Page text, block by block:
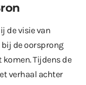
de visie van
de oorsprong
Tijdens de
verhaal achter